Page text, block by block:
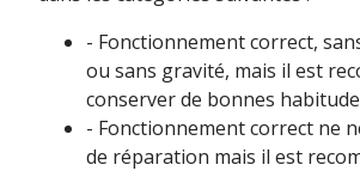
- Fonctionnement correct,
ou sans gravité, mais il est
conserver de bonnes
- Fonctionnement correct ne
de réparation mais il est